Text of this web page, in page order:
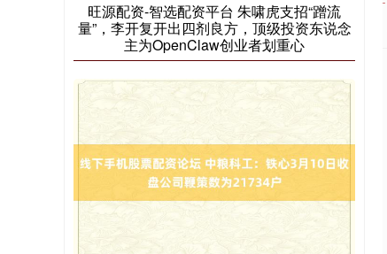
旺源配资-智选配资平台 朱啸虎支招“蹭流
量”，李开复开出四剂良方，顶级投资东说念
主为OpenClaw创业者划重心